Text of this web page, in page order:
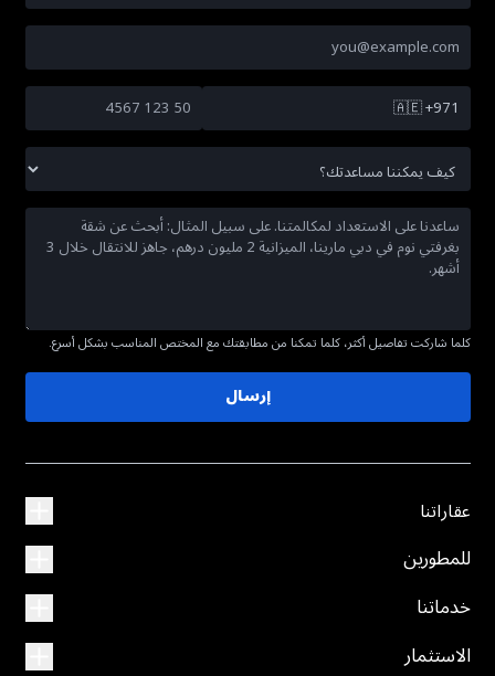
🇦🇪+971
كلما شاركت تفاصيل أكثر، كلما تمكنا من مطابقتك مع المختص المناسب بشكل أسرع.
إرسال
عقاراتنا
للمطورين
خدماتنا
الاستثمار